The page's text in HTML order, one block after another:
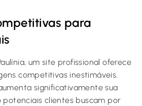
para
um site profissional oferece
competitivas inestimáveis.
significativamente sua
potenciais clientes buscam por